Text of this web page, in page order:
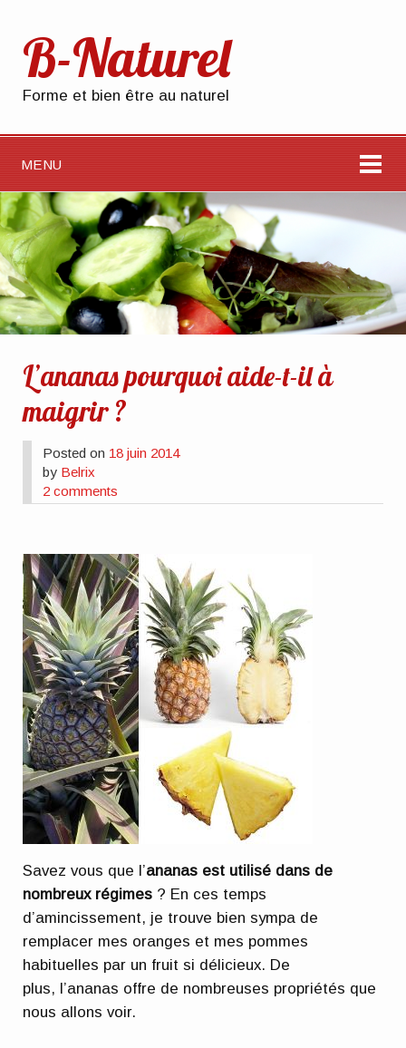
B-Naturel
Forme et bien être au naturel
MENU
L’ananas pourquoi aide-t-il à
maigrir ?
Posted on 18 juin 2014
by Belrix
2 comments
Savez vous que l’ananas est utilisé dans de
nombreux régimes ? En ces temps
d’amincissement, je trouve bien sympa de
remplacer mes oranges et mes pommes
habituelles par un fruit si délicieux. De
plus, l’ananas offre de nombreuses propriétés que
nous allons voir.